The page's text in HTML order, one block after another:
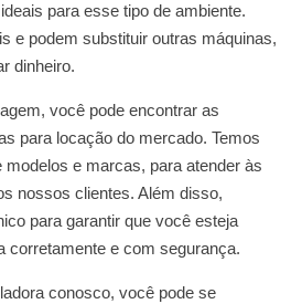
para esse tipo de ambiente.
e podem substituir outras máquinas,
dinheiro.
você pode encontrar as
para locação do mercado. Temos
modelos e marcas, para atender às
nossos clientes. Além disso,
para garantir que você esteja
corretamente e com segurança.
conosco, você pode se